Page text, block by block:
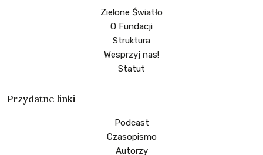
Zielone Światło
O Fundacji
Struktura
Wesprzyj nas!
Statut
Przydatne linki
Podcast
Czasopismo
Autorzy